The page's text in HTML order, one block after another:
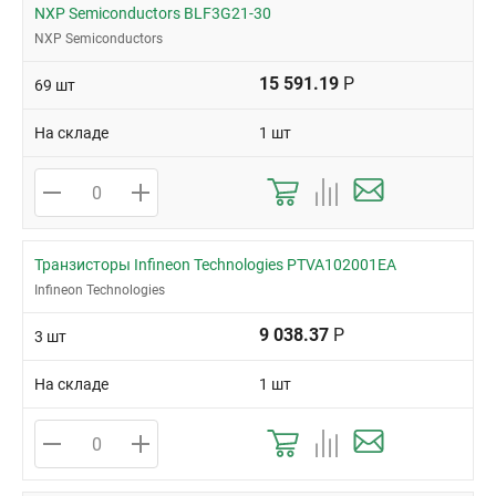
обеспечим разовые или постоянные поставки.
NXP Semiconductors BLF3G21-30
NXP Semiconductors
69 шт 15 591.19 Р
На складе 1 шт
Транзисторы Infineon Technologies PTVA102001EA
Infineon Technologies
3 шт 9 038.37 Р
На складе 1 шт